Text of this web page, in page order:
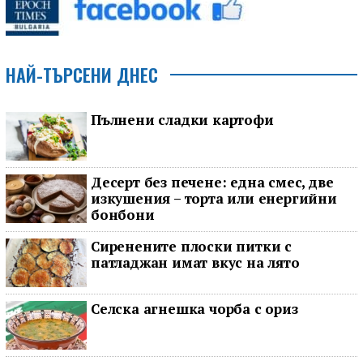
НАЙ-ТЪРСЕНИ ДНЕС
Пълнени сладки картофи
Десерт без печене: една смес, две
изкушения – торта или енергийни
бонбони
Сиренените плоски питки с
патладжан имат вкус на лято
Селска агнешка чорба с ориз